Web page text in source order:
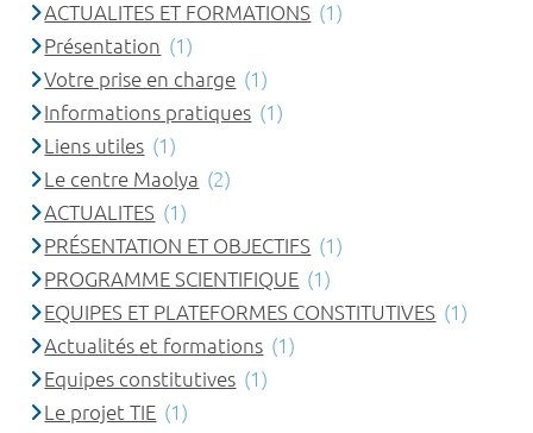
ACTUALITES ET FORMATIONS (1)
Présentation (1)
Votre prise en charge (1)
Informations pratiques (1)
Liens utiles (1)
Le centre Maolya (2)
ACTUALITES (1)
PRÉSENTATION ET OBJECTIFS (1)
PROGRAMME SCIENTIFIQUE (1)
EQUIPES ET PLATEFORMES CONSTITUTIVES (1)
Actualités et formations (1)
Equipes constitutives (1)
Le projet TIE (1)